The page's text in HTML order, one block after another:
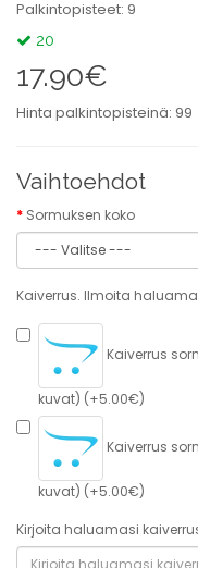
Palkintopisteet: 9
20
17.90€
Hinta palkintopisteinä: 99
Vaihtoehdot
Sormuksen koko
Kaiverrus. Ilmoita
Kaiverrus
kuvat) (+5.00€)
Kaiverrus
kuvat) (+5.00€)
Kirjoita haluamasi